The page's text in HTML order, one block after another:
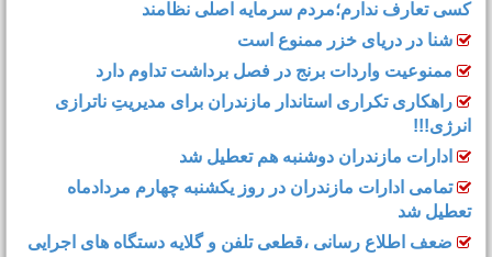
کسی تعارف ندارم؛مردم سرمایه اصلی نظامند
شنا در دریای خزر ممنوع است
ممنوعیت واردات برنج در فصل برداشت تداوم دارد
راهکاری تکراری استاندار مازندران برای مدیریتِ ناترازی
انرژی!!!
ادارات مازندران دوشنبه هم تعطیل شد
تمامی ادارات مازندران در روز یکشنبه چهارم مردادماه
تعطیل شد
ضعف اطلاع رسانی ،قطعی تلفن و گلایه دستگاه های اجرایی